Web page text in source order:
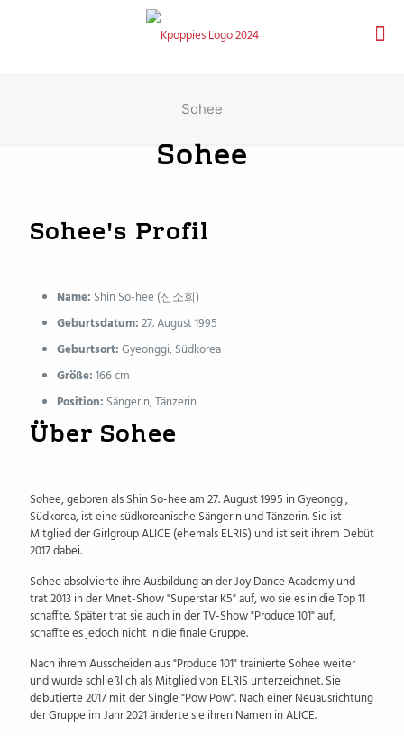
Sohee
Sohee
Sohee's Profil
Name: Shin So-hee (신소희)
Geburtsdatum:27. August 1995
Geburtsort:Gyeonggi, Südkorea
Größe:166 cm
Position: Sängerin, Tänzerin
Über Sohee
Sohee, geboren als Shin So-hee am 27. August 1995 in Gyeonggi,
Südkorea, ist eine südkoreanische Sängerin und Tänzerin. Sie ist
Mitglied der Girlgroup ALICE (ehemals ELRIS) und ist seit ihrem Debüt
2017 dabei.
Sohee absolvierte ihre Ausbildung an der Joy Dance Academy und
trat 2013 in der Mnet-Show "Superstar K5" auf, wo sie es in die Top 11
schaffte. Später trat sie auch in der TV-Show "Produce 101" auf,
schaffte es jedoch nicht in die finale Gruppe.
Nach ihrem Ausscheiden aus "Produce 101" trainierte Sohee weiter
und wurde schließlich als Mitglied von ELRIS unterzeichnet. Sie
debütierte 2017 mit der Single "Pow Pow". Nach einer Neuausrichtung
der Gruppe im Jahr 2021 änderte sie ihren Namen in ALICE.